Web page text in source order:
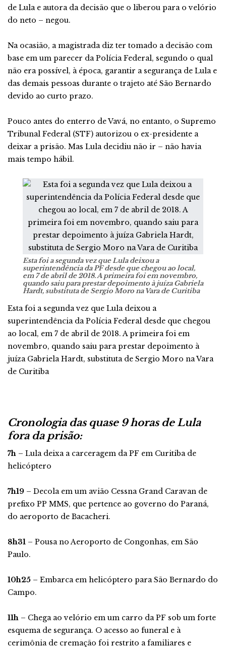
de Lula e autora da decisão que o liberou para o velório
do neto – negou.
Na ocasião, a magistrada diz ter tomado a decisão com
base em um parecer da Polícia Federal, segundo o qual
não era possível, à época, garantir a segurança de Lula e
das demais pessoas durante o trajeto até São Bernardo
devido ao curto prazo.
Pouco antes do enterro de Vavá, no entanto, o Supremo
Tribunal Federal (STF) autorizou o ex-presidente a
deixar a prisão. Mas Lula decidiu não ir – não havia
mais tempo hábil.
Esta foi a segunda vez que Lula deixou a
superintendência da PF desde que chegou ao local,
em 7 de abril de 2018. A primeira foi em novembro,
quando saiu para prestar depoimento à juíza Gabriela
Hardt, substituta de Sergio Moro na Vara de Curitiba
Esta foi a segunda vez que Lula deixou a
superintendência da Polícia Federal desde que chegou
ao local, em 7 de abril de 2018. A primeira foi em
novembro, quando saiu para prestar depoimento à
juíza Gabriela Hardt, substituta de Sergio Moro na Vara
de Curitiba
Cronologia das quase 9 horas de Lula
fora da prisão:
7h – Lula deixa a carceragem da PF em Curitiba de
helicóptero
7h19 – Decola em um avião Cessna Grand Caravan de
prefixo PP MMS, que pertence ao governo do Paraná,
do aeroporto de Bacacheri.
8h31 – Pousa no Aeroporto de Congonhas, em São
Paulo.
10h25 – Embarca em helicóptero para São Bernardo do
Campo.
11h – Chega ao velório em um carro da PF sob um forte
esquema de segurança. O acesso ao funeral e à
cerimônia de cremação foi restrito a familiares e